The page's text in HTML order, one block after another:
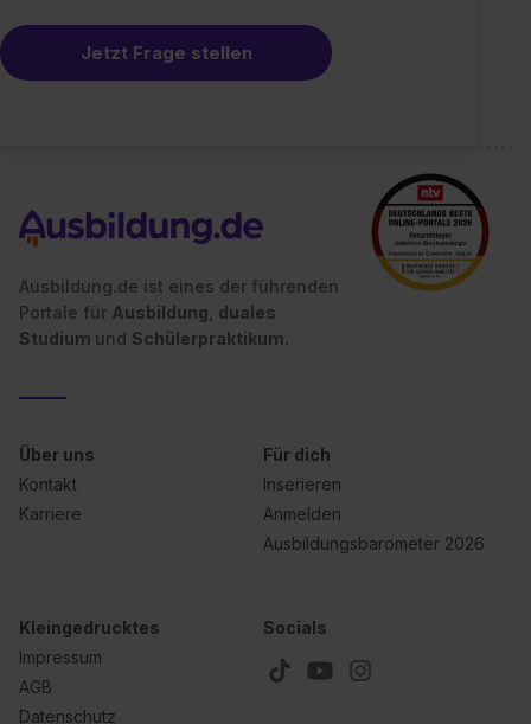
Jetzt Frage stellen
Ausbildung.de ist eines der führenden
Portale für Ausbildung, duales
Studium und Schülerpraktikum.
Über uns
Kontakt
Karriere
Für dich
Inserieren
Anmelden
Ausbildungsbarometer 2026
Kleingedrucktes
Impressum
AGB
Datenschutz
Socials